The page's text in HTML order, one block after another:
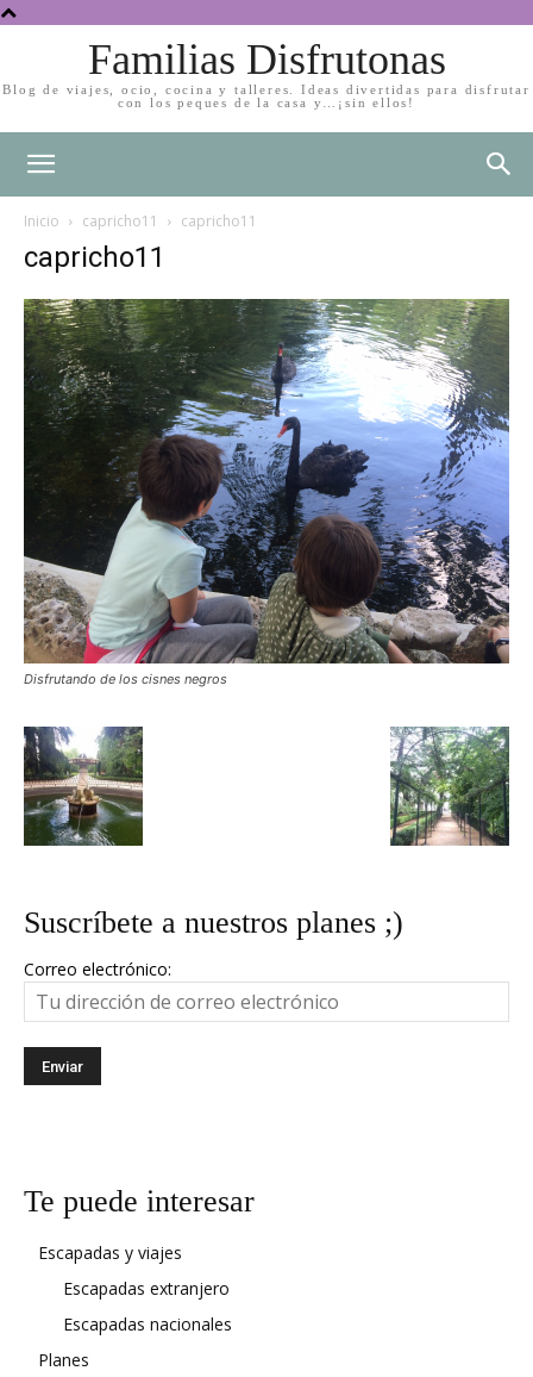
Familias Disfrutonas
Blog de viajes, ocio, cocina y talleres. Ideas divertidas para disfrutar
con los peques de la casa y…¡sin ellos!
Inicio capricho11 capricho11
capricho11
Disfrutando de los cisnes negros
Suscríbete a nuestros planes ;)
Correo electrónico:
Te puede interesar
Escapadas y viajes
Escapadas extranjero
Escapadas nacionales
Planes